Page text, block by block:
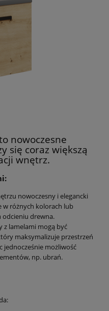
nowoczesne
się coraz większą
wnętrz.
nowoczesny i elegancki
w różnych kolorach lub
drewna.
z lamelami mogą być
maksymalizuje przestrzeń
jednocześnie możliwość
np. ubrań.